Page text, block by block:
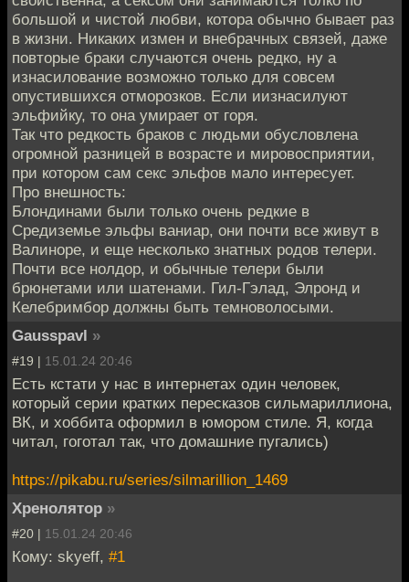
большой и чистой любви, котора обычно бывает раз
в жизни. Никаких измен и внебрачных связей, даже
повторые браки случаются очень редко, ну а
изнасилование возможно только для совсем
опустившихся отморозков. Если иизнасилуют
эльфийку, то она умирает от горя.
Так что редкость браков с людьми обусловлена
огромной разницей в возрасте и мировосприятии,
при котором сам секс эльфов мало интересует.
Про внешность:
Блондинами были только очень редкие в
Средиземье эльфы ваниар, они почти все живут в
Валиноре, и еще несколько знатных родов телери.
Почти все нолдор, и обычные телери были
брюнетами или шатенами. Гил-Гэлад, Элронд и
Келебримбор должны быть темноволосыми.
Gausspavl »
#19 | 15.01.24 20:46
Есть кстати у нас в интернетах один человек,
который серии кратких пересказов сильмариллиона,
ВК, и хоббита оформил в юмором стиле. Я, когда
читал, гоготал так, что домашние пугались)
https://pikabu.ru/series/silmarillion_1469
Хренолятор »
#20 | 15.01.24 20:46
Кому: skyeff, #1